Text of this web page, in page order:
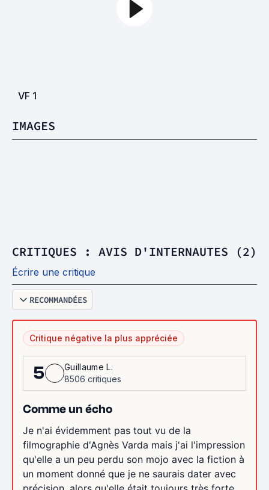
VF 1
IMAGES
CRITIQUES : AVIS D'INTERNAUTES (2)
Écrire une critique
RECOMMANDÉES
Critique négative la plus appréciée
5
Guillaume L.
8506 critiques
Comme un écho
Je n'ai évidemment pas tout vu de la
filmographie d'Agnès Varda mais j'ai l'impression
qu'elle a un peu perdu son mojo avec la fiction à
un moment donné que je ne saurais dater avec